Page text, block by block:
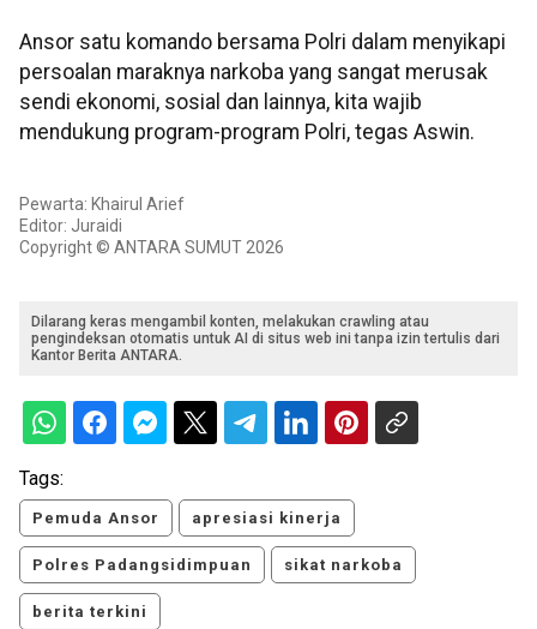
Ansor satu komando bersama Polri dalam menyikapi
persoalan maraknya narkoba yang sangat merusak
sendi ekonomi, sosial dan lainnya, kita wajib
mendukung program-program Polri, tegas Aswin.
Pewarta: Khairul Arief
Editor: Juraidi
Copyright © ANTARA SUMUT 2026
Dilarang keras mengambil konten, melakukan crawling atau
pengindeksan otomatis untuk AI di situs web ini tanpa izin tertulis dari
Kantor Berita ANTARA.
Tags:
Pemuda Ansor apresiasi kinerja
Polres Padangsidimpuan sikat narkoba
berita terkini